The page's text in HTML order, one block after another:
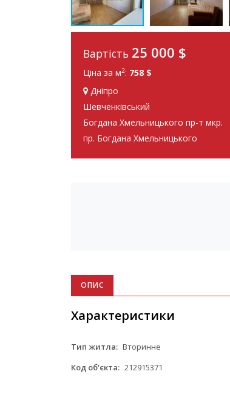
Вартість 25 000 $
Ціна за м2: 758 $
Дніпро
Шевченківський
Богдана Хмельницького пр-т мкр.
пр. Богдана Хмельницького
ОПИС
Характеристики
Тип житла: Вторинне
Код об'єкта: 212915371